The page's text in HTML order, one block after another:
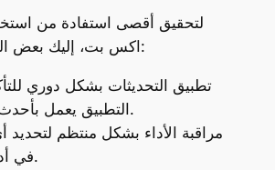
لتحقيق أقصى استفادة من
اكس بت، إليك بعض النصائح الإضافية:
تطبيق التحديثات بشكل دوري
التطبيق يعمل بأحدث الميزات.
مراقبة الأداء بشكل منتظم لتحديد
في أداء الجهاز.